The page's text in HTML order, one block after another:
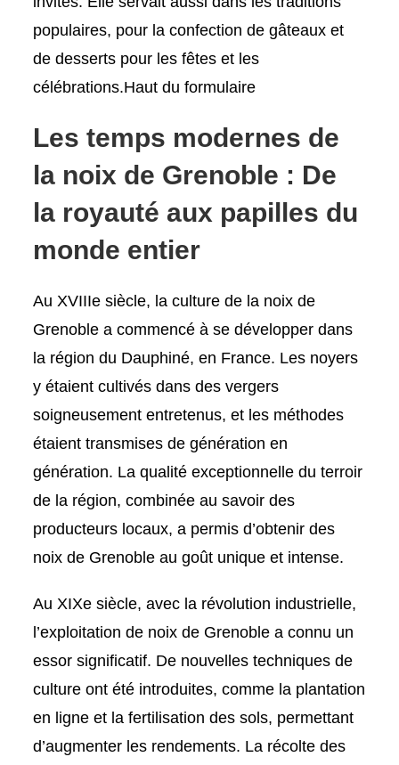
populaires, pour la confection de gâteaux et
de desserts pour les fêtes et les
célébrations.Haut du formulaire
Les temps modernes de
la noix de Grenoble : De
la royauté aux papilles du
monde entier
Au XVIIIe siècle, la culture de la noix de
Grenoble a commencé à se développer dans
la région du Dauphiné, en France. Les noyers
y étaient cultivés dans des vergers
soigneusement entretenus, et les méthodes
étaient transmises de génération en
génération. La qualité exceptionnelle du terroir
de la région, combinée au savoir des
producteurs locaux, a permis d’obtenir des
noix de Grenoble au goût unique et intense.
Au XIXe siècle, avec la révolution industrielle,
l’exploitation de noix de Grenoble a connu un
essor significatif. De nouvelles techniques de
culture ont été introduites, comme la plantation
en ligne et la fertilisation des sols, permettant
d’augmenter les rendements. La récolte des